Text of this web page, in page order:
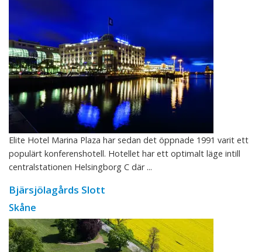
Elite Hotel Marina Plaza har sedan det öppnade 1991 varit ett
populärt konferenshotell. Hotellet har ett optimalt läge intill
centralstationen Helsingborg C där ...
Bjärsjölagårds Slott
Skåne